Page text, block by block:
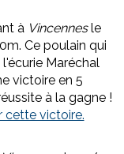
à Vincennesle
Ce poulain qui
Maréchal
victoire en 5
à la gagne !
cette victoire.